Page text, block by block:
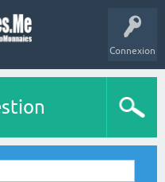
Connexion